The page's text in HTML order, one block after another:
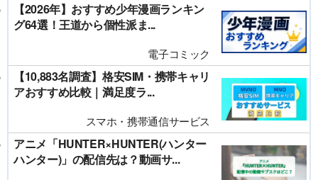
【2026年】おすすめ少年漫画ランキン
グ64選！王道から個性派ま...
電子コミック
【10,883名調査】格安SIM・携帯キャリ
アおすすめ比較｜満足度ラ...
スマホ・携帯通信サービス
アニメ「HUNTER×HUNTER(ハンター
ハンター)」の配信先は？動画サ...